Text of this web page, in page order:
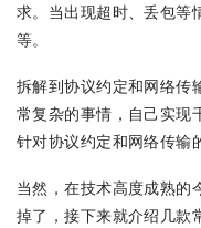
求。当出现超时、丢包等
等。
拆解到协议约定和网络传
常复杂的事情，自己实现
针对协议约定和网络传输
当然，在技术高度成熟的
掉了，接下来就介绍几款